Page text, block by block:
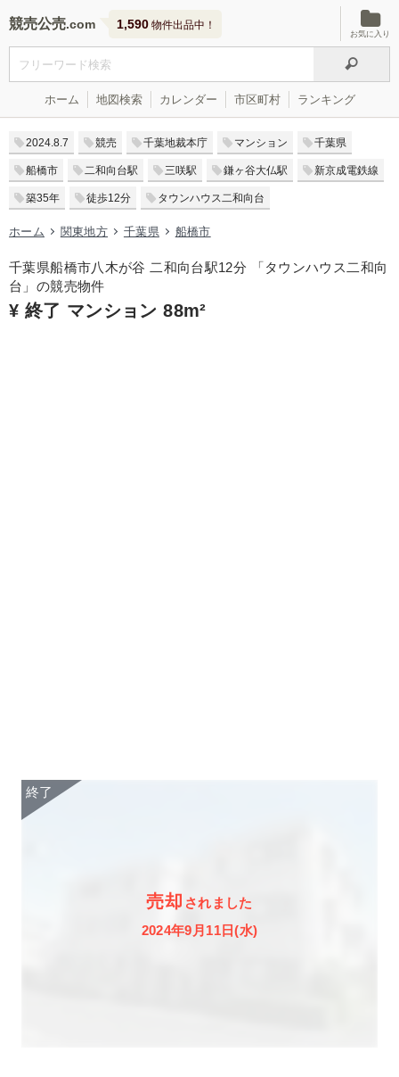
競売公売 1,590 物件出品中！
お気に入り
ホーム 地図検索 カレンダー 市区町村 ランキング
2024.8.7 競売 千葉地裁本庁 マンション 千葉県
船橋市 二和向台駅 三咲駅 鎌ヶ谷大仏駅 新京成電鉄線
築35年 徒歩12分 タウンハウス二和向台
ホーム 関東地方 千葉県 船橋市
千葉県船橋市八木が谷 二和向台駅12分 「タウンハウス二和向
台」の競売物件
¥ 終了 マンション 88m²
売却 されました
2024年9月11日(水)